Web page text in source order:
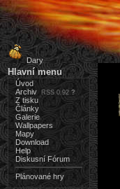
Dary
Hlavní menu
Úvod
Archiv
RSS 0.92 ?
Z tisku
Články
Galerie
Wallpapers
Mapy
Download
Help
Diskusní Fórum
Plánované hry